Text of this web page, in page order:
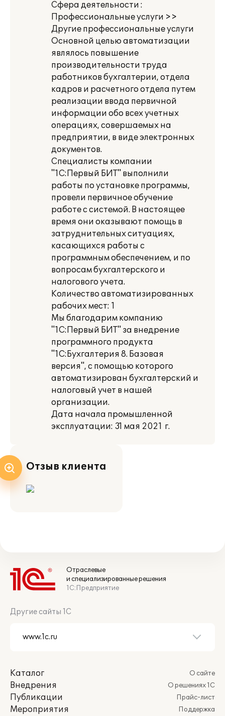
Сфера деятельности :
Профессиональные услуги >>
Другие профессиональные услуги
Основной целью автоматизации
являлось повышение
производительности труда
работников бухгалтерии, отдела
кадров и расчетного отдела путем
реализации ввода первичной
информации обо всех учетных
операциях, совершаемых на
предприятии, в виде электронных
документов.
Специалисты компании
"1С:Первый БИТ" выполнили
работы по установке программы,
провели первичное обучение
работе с системой. В настоящее
время они оказывают помощь в
затруднительных ситуациях,
касающихся работы с
программным обеспечением, и по
вопросам бухгалтерского и
налогового учета.
Количество автоматизированных
рабочих мест: 1
Мы благодарим компанию
"1С:Первый БИТ" за внедрение
программного продукта
"1С:Бухгалтерия 8. Базовая
версия", с помощью которого
автоматизирован бухгалтерский и
налоговый учет в нашей
организации.
Дата начала промышленной
эксплуатации: 31 мая 2021 г.
Отзыв клиента
Отраслевые
и специализированные решения
1С:Предприятие
Другие сайты 1С
Каталог
Внедрения
Публикации
Мероприятия
О сайте
О решениях 1С
Прайс-лист
Поддержка